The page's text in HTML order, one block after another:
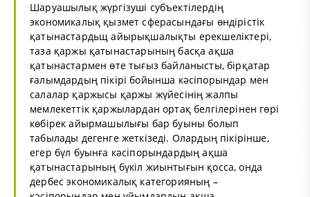
Шаруашылық жүргізуші субъектілердің
экономикалық қызмет сферасындағы өндірістік
қатынастардьщ айырықшалықты ерекшеліктері,
таза қаржы қатынастарының басқа ақша
қатынастармен өте тығыз байланысты, бірқатар
ғалымдардың пікірі бойынша кәсіпорындар мен
салалар қаржысы қаржы жүйесінің жалпы
мемлекеттік қаржылардан ортақ белгілерінен гөрі
көбірек айырмашылығы бар буыны болып
табылады дегенге жеткізеді. Олардың пікірінше,
егер бүл буынға кәсіпорындардың ақша
қатынастарының бүкіл жиынтығын қосса, онда
дербес экономикалық категорияның –